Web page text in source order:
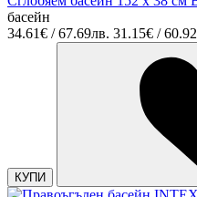
басейн
34.61€ / 67.69лв. 31.15€ /
КУПИ